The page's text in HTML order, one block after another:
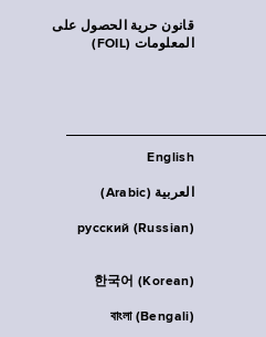
قانون حرية الحصول على
المعلومات (FOIL)
English
العربية (Arabic)
русский (Russian)
한국어 (Korean)
বাংলা (Bengali)